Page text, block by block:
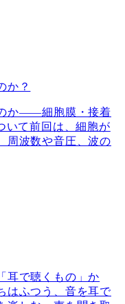
か？
か――細胞膜・接着
いて前回は、細胞が
周波数や音圧、波の
で聴くもの」か
はふつう、音を耳で